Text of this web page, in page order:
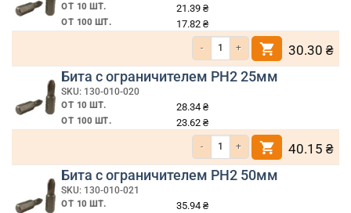
ОТ 10 ШТ. 21.39 ₴
ОТ 100 ШТ. 17.82 ₴
Количество товара Бита
30.30 ₴
Бита с ограничителем PH2 25мм
SKU: 130-010-020
ОТ 10 ШТ. 28.34 ₴
ОТ 100 ШТ. 23.62 ₴
Количество товара Бита с
40.15 ₴
Бита с ограничителем PH2 50мм
SKU: 130-010-021
ОТ 10 ШТ. 35.94 ₴